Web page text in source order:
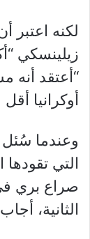
لكنه اعتبر
زيلينسكي
“أعتقد أنه
أوكرانيا
وعندما
التي تقودها
صراع بري
الثانية،